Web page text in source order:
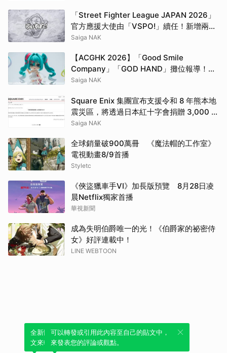
「Street Fighter League JAPAN 2026」
官方應援大使由「VSPO!」續任！新增兩位
新成員加入
Saiga NAK
【ACGHK 2026】「Good Smile
Company」「GOD HAND」攤位報導！從
賽車初音到香港限定剪鉗，內容豐富！
Saiga NAK
Square Enix 集團宣布支援令和 8 年熊本地
震災區，將透過日本紅十字會捐贈 3,000 萬
日圓賑災善款
Saiga NAK
全球銷量破900萬冊 《魔法帽的工作室》
電視動畫8/9首播
Styletc
《俠盜獵車手VI》加長版預覽 8月28日凌
晨Netflix獨家首播
華視新聞
成為失明伯爵唯一的光！《伯爵家的祕密侍
女》好評連載中！
LINE WEBTOON
全新體驗！一鍵引用此內容，透過發布貼
文來輕鬆表達個人立場。
可以轉發或引用此內容至自己的貼文中，
來發表您的評論或觀點。